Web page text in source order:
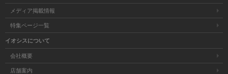
メディア掲載情報
特集ページ一覧
イオシスについて
会社概要
店舗案内